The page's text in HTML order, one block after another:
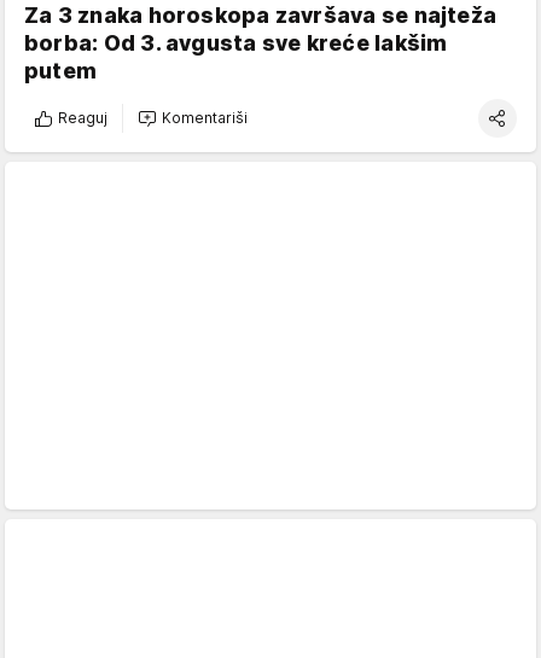
Za 3 znaka horoskopa završava se najteža
borba: Od 3. avgusta sve kreće lakšim
putem
Reaguj Komentariši